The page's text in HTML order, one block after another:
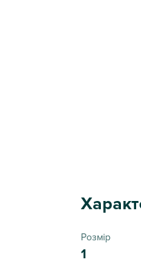
Розмір
1